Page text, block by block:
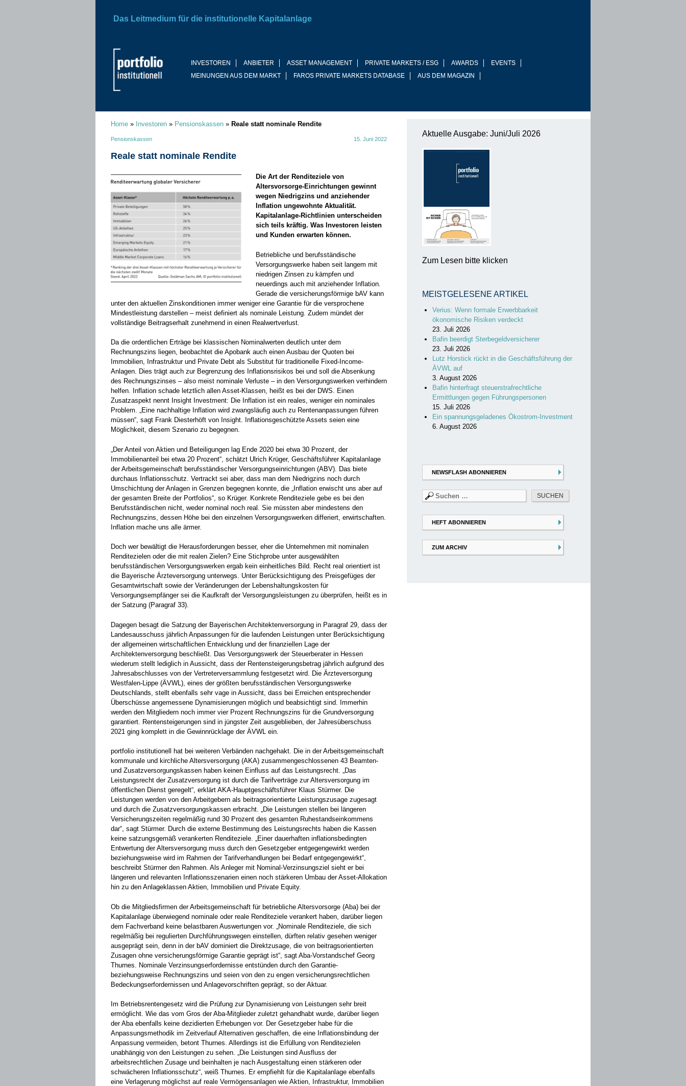
INVESTOREN ANBIETER ASSET MANAGEMENT PRIVATE MARKETS / ESG AWARDS
EVENTS
MEINUNGEN AUS DEM MARKT
FAROS PRIVATE MARKETS DATABASE AUS DEM MAGAZIN
Das Leitmedium für die institutionelle Kapitalanlage
Home » Investoren » Pensionskassen » Reale statt nominale Rendite
Pensionskassen 15. Juni 2022
Reale statt nominale Rendite
Die Art der Renditeziele von
Altersvorsorge-Einrichtungen gewinnt
wegen Niedrigzins und anziehender
Inflation ungewohnte Aktualität.
Kapitalanlage-Richtlinien unterscheiden
sich teils kräftig. Was Investoren leisten
und Kunden erwarten können.
Betriebliche und berufsständische
Versorgungswerke haben seit langem mit
niedrigen Zinsen zu kämpfen und
neuerdings auch mit anziehender Inflation.
Gerade die versicherungsförmige bAV kann
unter den aktuellen Zinskonditionen immer weniger eine Garantie für die versprochene
Mindestleistung darstellen – meist definiert als nominale Leistung. Zudem mündet der
vollständige Beitragserhalt zunehmend in einen Realwertverlust.
Da die ordentlichen Erträge bei klassischen Nominalwerten deutlich unter dem
Rechnungszins liegen, beobachtet die Apobank auch einen Ausbau der Quoten bei
Immobilien, Infrastruktur und Private Debt als Substitut für traditionelle Fixed-Income-
Anlagen. Dies trägt auch zur Begrenzung des Inflationsrisikos bei und soll die Absenkung
des Rechnungszinses – also meist nominale Verluste – in den Versorgungswerken verhindern
helfen. Inflation schade letztlich allen Asset-Klassen, heißt es bei der DWS. Einen
Zusatzaspekt nennt Insight Investment: Die Inflation ist ein reales, weniger ein nominales
Problem. „Eine nachhaltige Inflation wird zwangsläufig auch zu Rentenanpassungen führen
müssen“, sagt Frank Diesterhöft von Insight. Inflationsgeschützte Assets seien eine
Möglichkeit, diesem Szenario zu begegnen.
„Der Anteil von Aktien und Beteiligungen lag Ende 2020 bei etwa 30 Prozent, der
Immobilienanteil bei etwa 20 Prozent“, schätzt Ulrich Krüger, Geschäftsführer Kapitalanlage
der Arbeitsgemeinschaft berufsständischer Versorgungseinrichtungen (ABV). Das biete
durchaus Inflationsschutz. Vertrackt sei aber, dass man dem Niedrigzins noch durch
Umschichtung der Anlagen in Grenzen begegnen konnte, die „Inflation erwischt uns aber auf
der gesamten Breite der Portfolios“, so Krüger. Konkrete Renditeziele gebe es bei den
Berufsständischen nicht, weder nominal noch real. Sie müssten aber mindestens den
Rechnungszins, dessen Höhe bei den einzelnen Versorgungswerken differiert, erwirtschaften.
Inflation mache uns alle ärmer.
Doch wer bewältigt die Herausforderungen besser, eher die Unternehmen mit nominalen
Renditezielen oder die mit realen Zielen? Eine Stichprobe unter ausgewählten
berufsständischen Versorgungswerken ergab kein einheitliches Bild. Recht real orientiert ist
die Bayerische Ärzteversorgung unterwegs. Unter Berücksichtigung des Preisgefüges der
Gesamtwirtschaft sowie der Veränderungen der Lebenshaltungskosten für
Versorgungsempfänger sei die Kaufkraft der Versorgungsleistungen zu überprüfen, heißt es in
der Satzung (Paragraf 33).
Dagegen besagt die Satzung der Bayerischen Architektenversorgung in Paragraf 29, dass der
Landesausschuss jährlich Anpassungen für die laufenden Leistungen unter Berücksichtigung
der allgemeinen wirtschaftlichen Entwicklung und der finanziellen Lage der
Architektenversorgung beschließt. Das Versorgungswerk der Steuerberater in Hessen
wiederum stellt lediglich in Aussicht, dass der Rentensteigerungsbetrag jährlich aufgrund des
Jahresabschlusses von der Vertreterversammlung festgesetzt wird. Die Ärzteversorgung
Westfalen-Lippe (ÄVWL), eines der größten berufsständischen Versorgungswerke
Deutschlands, stellt ebenfalls sehr vage in Aussicht, dass bei Erreichen entsprechender
Überschüsse angemessene Dynamisierungen möglich und beabsichtigt sind. Immerhin
werden den Mitgliedern noch immer vier Prozent Rechnungszins für die Grundversorgung
garantiert. Rentensteigerungen sind in jüngster Zeit ausgeblieben, der Jahresüberschuss
2021 ging komplett in die Gewinnrücklage der ÄVWL ein.
portfolio institutionell hat bei weiteren Verbänden nachgehakt. Die in der Arbeitsgemeinschaft
kommunale und kirchliche Altersversorgung (AKA) zusammengeschlossenen 43 Beamten-
und Zusatzversorgungskassen haben keinen Einfluss auf das Leistungsrecht. „Das
Leistungsrecht der Zusatzversorgung ist durch die Tarifverträge zur Altersversorgung im
öffentlichen Dienst geregelt“, erklärt AKA-Hauptgeschäftsführer Klaus Stürmer. Die
Leistungen werden von den Arbeitgebern als beitragsorientierte Leistungszusage zugesagt
und durch die Zusatzversorgungskassen erbracht. „Die Leistungen stellen bei längeren
Versicherungszeiten regelmäßig rund 30 Prozent des gesamten Ruhestandseinkommens
dar“, sagt Stürmer. Durch die externe Bestimmung des Leistungsrechts haben die Kassen
keine satzungsgemäß verankerten Renditeziele. „Einer dauerhaften inflationsbedingten
Entwertung der Altersversorgung muss durch den Gesetzgeber entgegengewirkt werden
beziehungsweise wird im Rahmen der Tarifverhandlungen bei Bedarf entgegengewirkt“,
beschreibt Stürmer den Rahmen. Als Anleger mit Nominal-Verzinsungsziel sieht er bei
längeren und relevanten Inflationsszenarien einen noch stärkeren Umbau der Asset-Allokation
hin zu den Anlageklassen Aktien, Immobilien und Private Equity.
Ob die Mitgliedsfirmen der Arbeitsgemeinschaft für betriebliche Altersvorsorge (Aba) bei der
Kapitalanlage überwiegend nominale oder reale Renditeziele verankert haben, darüber liegen
dem Fachverband keine belastbaren Auswertungen vor. „Nominale Renditeziele, die sich
regelmäßig bei regulierten Durchführungswegen einstellen, dürften relativ gesehen weniger
ausgeprägt sein, denn in der bAV dominiert die Direktzusage, die von beitragsorientierten
Zusagen ohne versicherungsförmige Garantie geprägt ist“, sagt Aba-Vorstandschef Georg
Thurnes. Nominale Verzinsungserfordernisse entstünden durch den Garantie-
beziehungsweise Rechnungszins und seien von den zu engen versicherungsrechtlichen
Bedeckungserfordernissen und Anlagevorschriften geprägt, so der Aktuar.
Im Betriebsrentengesetz wird die Prüfung zur Dynamisierung von Leistungen sehr breit
ermöglicht. Wie das vom Gros der Aba-Mitglieder zuletzt gehandhabt wurde, darüber liegen
der Aba ebenfalls keine dezidierten Erhebungen vor. Der Gesetzgeber habe für die
Anpassungsmethodik im Zeitverlauf Alternativen geschaffen, die eine Inflationsbindung der
Anpassung vermeiden, betont Thurnes. Allerdings ist die Erfüllung von Renditezielen
unabhängig von den Leistungen zu sehen. „Die Leistungen sind Ausfluss der
arbeitsrechtlichen Zusage und beinhalten je nach Ausgestaltung einen stärkeren oder
schwächeren Inflationsschutz“, weiß Thurnes. Er empfiehlt für die Kapitalanlage ebenfalls
eine Verlagerung möglichst auf reale Vermögensanlagen wie Aktien, Infrastruktur, Immobilien
Aktuelle Ausgabe: Juni/Juli 2026
Zum Lesen bitte klicken
MEISTGELESENE ARTIKEL
Verius: Wenn formale Erwerbbarkeit
ökonomische Risiken verdeckt
23. Juli 2026
Bafin beerdigt Sterbegeldversicherer
23. Juli 2026
Lutz Horstick rückt in die Geschäftsführung der
ÄVWL auf
3. August 2026
Bafin hinterfragt steuerstrafrechtliche
Ermittlungen gegen Führungspersonen
15. Juli 2026
Ein spannungsgeladenes Ökostrom-Investment
6. August 2026
NEWSFLASH ABONNIEREN
Suchen
nach:
HEFT ABONNIEREN
ZUM ARCHIV